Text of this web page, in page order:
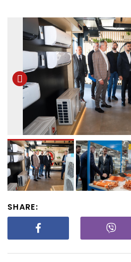
SHARE: